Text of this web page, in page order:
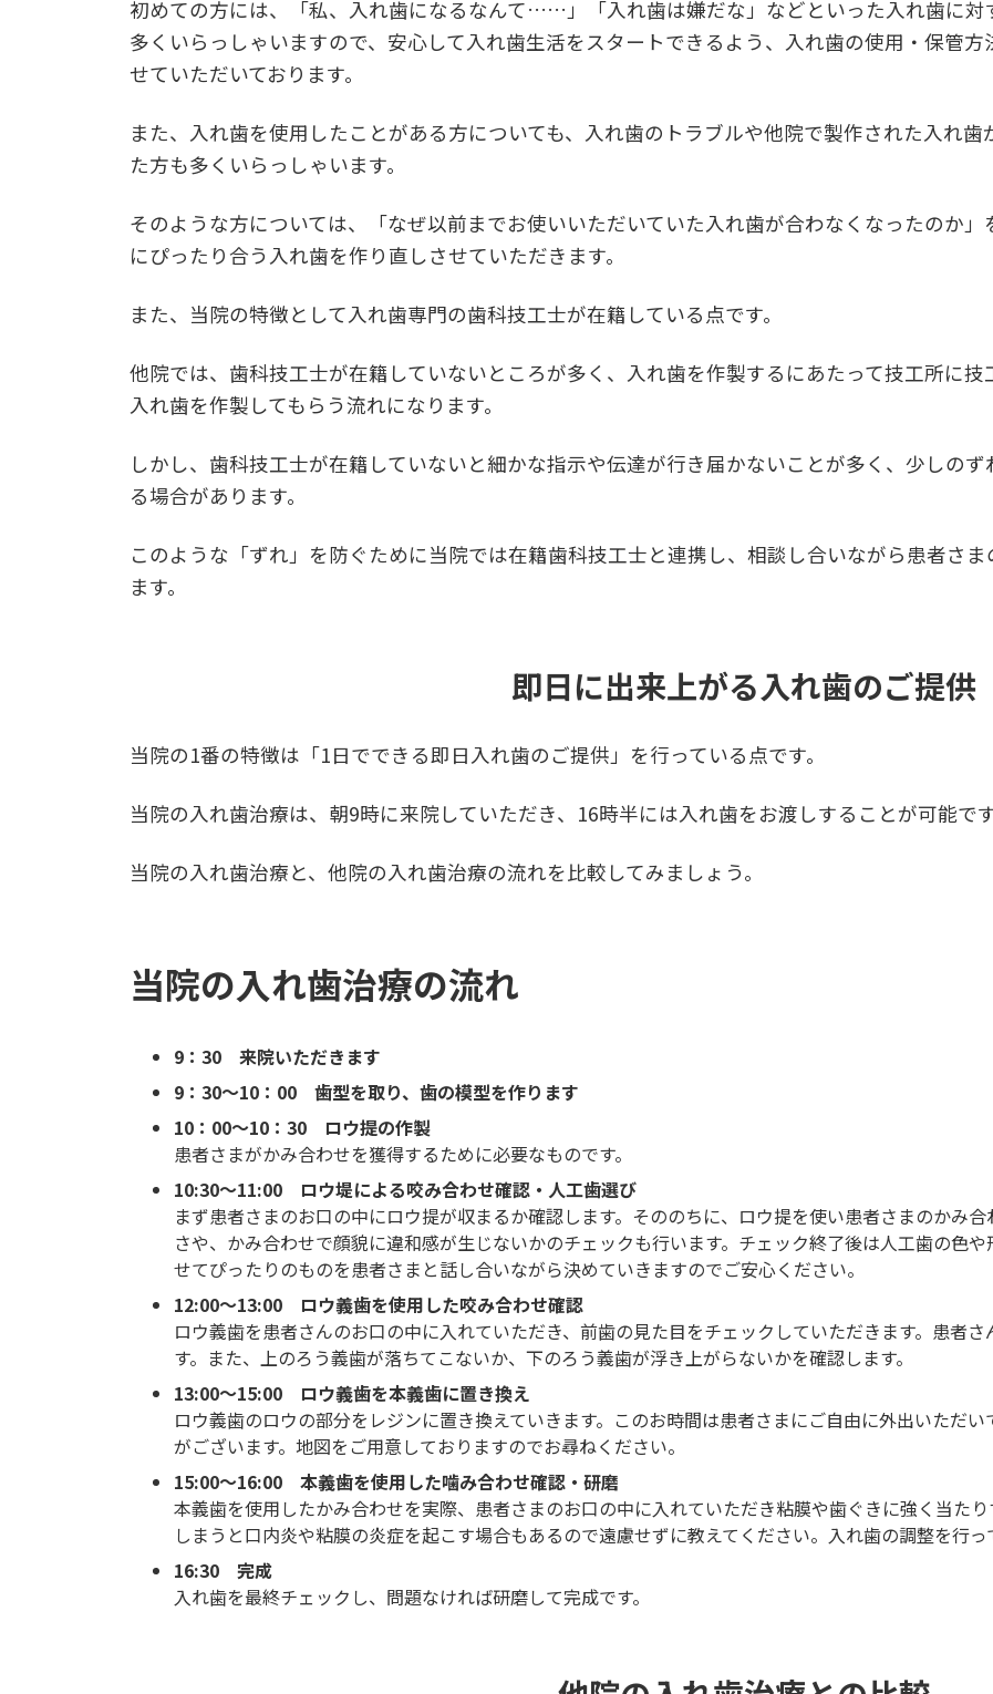
初めての方には、「私、入れ歯になるなんて……」「入れ歯は嫌だな」などといった入れ歯に対
多くいらっしゃいますので、安心して入れ歯生活をスタートできるよう、入れ歯の使用・保管
せていただいております。
また、入れ歯を使用したことがある方についても、入れ歯のトラブルや他院で製作された入れ
た方も多くいらっしゃいます。
そのような方については、「なぜ以前までお使いいただいていた入れ歯が合わなくなったのか
にぴったり合う入れ歯を作り直しさせていただきます。
また、当院の特徴として入れ歯専門の歯科技工士が在籍している点です。
他院では、歯科技工士が在籍していないところが多く、入れ歯を作製するにあたって技工所に
入れ歯を作製してもらう流れになります。
しかし、歯科技工士が在籍していないと細かな指示や伝達が行き届かないことが多く、少しの
る場合があります。
このような「ずれ」を防ぐために当院では在籍歯科技工士と連携し、相談し合いながら患者さ
ます。
即日に出来上がる入れ歯のご提供
当院の1番の特徴は「1日でできる即日入れ歯のご提供」を行っている点です。
当院の入れ歯治療は、朝9時に来院していただき、16時半には入れ歯をお渡しすることが可能です
当院の入れ歯治療と、他院の入れ歯治療の流れを比較してみましょう。
当院の入れ歯治療の流れ
9：30 来院いただきます
9：30～10：00 歯型を取り、歯の模型を作ります
10：00～10：30 ロウ提の作製
患者さまがかみ合わせを獲得するために必要なものです。
10:30～11:00 ロウ堤による咬み合わせ確認・人工歯選び
まず患者さまのお口の中にロウ提が収まるか確認します。そののちに、ロウ提を使い患者さまのかみ
さや、かみ合わせで顔貌に違和感が生じないかのチェックも行います。チェック終了後は人工歯の色
せてぴったりのものを患者さまと話し合いながら決めていきますのでご安心ください。
12:00～13:00 ロウ義歯を使用した咬み合わせ確認
ロウ義歯を患者さんのお口の中に入れていただき、前歯の見た目をチェックしていただきます。患者
す。また、上のろう義歯が落ちてこないか、下のろう義歯が浮き上がらないかを確認します。
13:00～15:00 ロウ義歯を本義歯に置き換え
ロウ義歯のロウの部分をレジンに置き換えていきます。このお時間は患者さまにご自由に外出いただ
がございます。地図をご用意しておりますのでお尋ねください。
15:00～16:00 本義歯を使用した噛み合わせ確認・研磨
本義歯を使用したかみ合わせを実際、患者さまのお口の中に入れていただき粘膜や歯ぐきに強く当た
しまうと口内炎や粘膜の炎症を起こす場合もあるので遠慮せずに教えてください。入れ歯の調整を行っ
16:30 完成
入れ歯を最終チェックし、問題なければ研磨して完成です。